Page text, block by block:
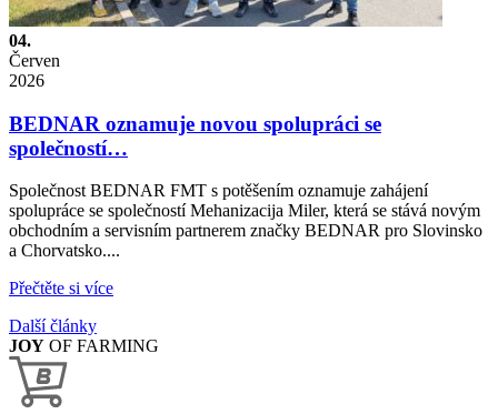
04.
Červen
2026
BEDNAR oznamuje novou spolupráci se
společností…
Společnost BEDNAR FMT s potěšením oznamuje zahájení
spolupráce se společností Mehanizacija Miler, která se stává novým
obchodním a servisním partnerem značky BEDNAR pro Slovinsko
a Chorvatsko....
Přečtěte si více
Další články
JOY OF FARMING